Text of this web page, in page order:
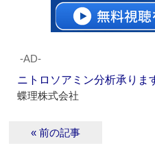
‐AD‐
ニトロソアミン分析承り
蝶理株式会社
« 前の記事